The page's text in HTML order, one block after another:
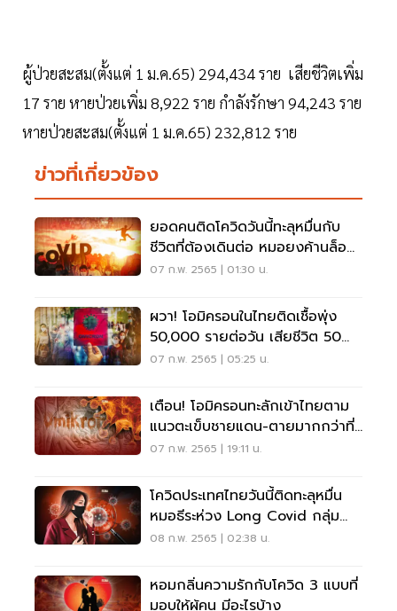
ผู้ป่วยสะสม(ตั้งแต่ 1 ม.ค.65) 294,434 ราย เสียชีวิตเพิ่ม
17 ราย หายป่วยเพิ่ม 8,922 ราย กำลังรักษา 94,243 ราย
หายป่วยสะสม(ตั้งแต่ 1 ม.ค.65) 232,812 ราย
ข่าวที่เกี่ยวข้อง
ยอดคนติดโควิดวันนี้ทะลุหมื่นกับ
ชีวิตที่ต้องเดินต่อ หมอยงค้านล็อก
ดาวน์
07 ก.พ. 2565 | 01:30 น.
ผวา! โอมิครอนในไทยติดเชื้อพุ่ง
50,000 รายต่อวัน เสียชีวิต 50
ราย
07 ก.พ. 2565 | 05:25 น.
เตือน! โอมิครอนทะลักเข้าไทยตาม
แนวตะเข็บชายแดน-ตายมากกว่าที่
เคยเชื่อ
07 ก.พ. 2565 | 19:11 น.
โควิดประเทศไทยวันนี้ติดทะลุหมื่น
หมอธีระห่วง Long Covid กลุ่ม
เด็ก-วัยรุ่น
08 ก.พ. 2565 | 02:38 น.
หอมกลิ่นความรักกับโควิด 3 แบบที่
มอบให้ผู้คน มีอะไรบ้าง